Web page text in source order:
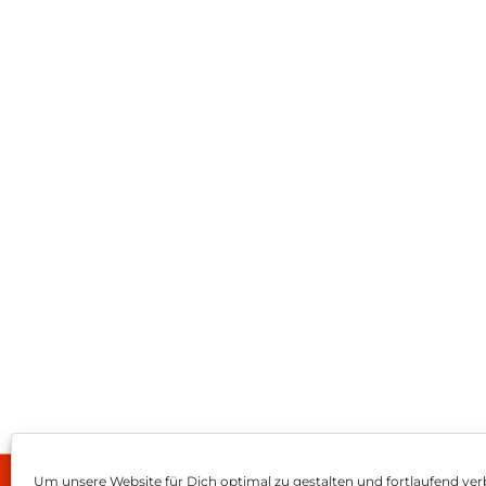
Um unsere Website für Dich optimal zu gestalten und fortlaufend